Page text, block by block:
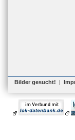
Bilder gesucht! |